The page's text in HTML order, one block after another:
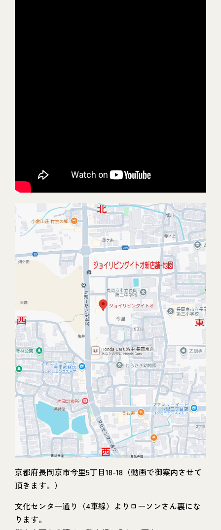
京都府長岡京市今里5丁目18-18（動画で御案内させて
頂きます。）
文化センター通り（4車線）よりローソンさん裏にな
ります。